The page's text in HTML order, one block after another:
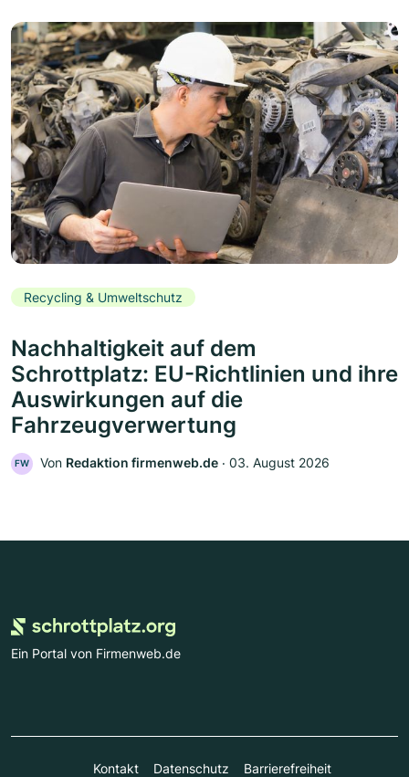
Recycling & Umweltschutz
Nachhaltigkeit auf dem
Schrottplatz: EU-Richtlinien und ihre
Auswirkungen auf die
Fahrzeugverwertung
FW Von Redaktion firmenweb.de ‧ 03. August 2026
Ein Portal von Firmenweb.de
Kontakt Datenschutz Barrierefreiheit